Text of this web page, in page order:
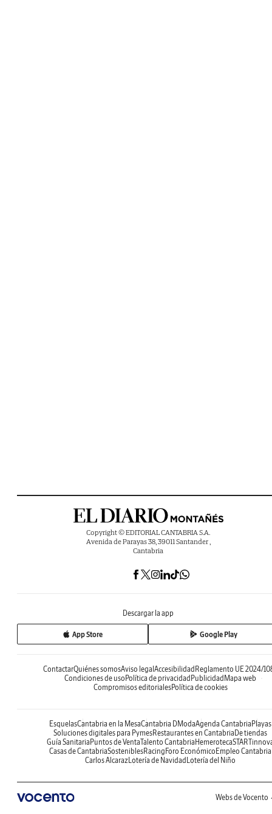
Copyright © EDITORIAL CANTABRIA S.A.
Avenida de Parayas 38, 39011 Santander ,
Cantabria
Descargar la app
App Store Google Play
ContactarQuiénes somosAviso legal Accesibilidad Reglamento UE 2024/
Condiciones de uso Política de privacidad Publicidad Mapa web
Compromisos editorialesPolítica de cookies
EsquelasCantabria en la MesaCantabria DModaAgenda Cantabria Playas
Soluciones digitales para PymesRestaurantes en Cantabria De tiendas
Guía Sanitaria Puntos de VentaTalento Cantabria Hemeroteca
Casas de CantabriaSosteniblesRacing Foro Económico Empleo Cantabria
Carlos AlcarazLotería de Navidad Lotería del Niño
Webs de Vocento